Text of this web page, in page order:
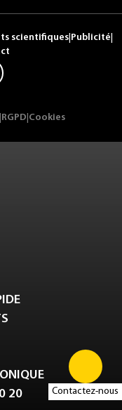
Contactez-nous
scientifiques Publicité
RGPD Cookies
20